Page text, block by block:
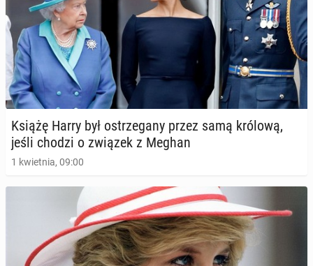
Meghan Markle za­pre­zen­to­wa­ła zwia­stun swojego
nowego pod­ca­stu
30 marca 2025, 09:00
Książę Harry był ostrze­ga­ny przez samą królową,
jeśli chodzi o związek z Meghan
1 kwietnia, 09:00